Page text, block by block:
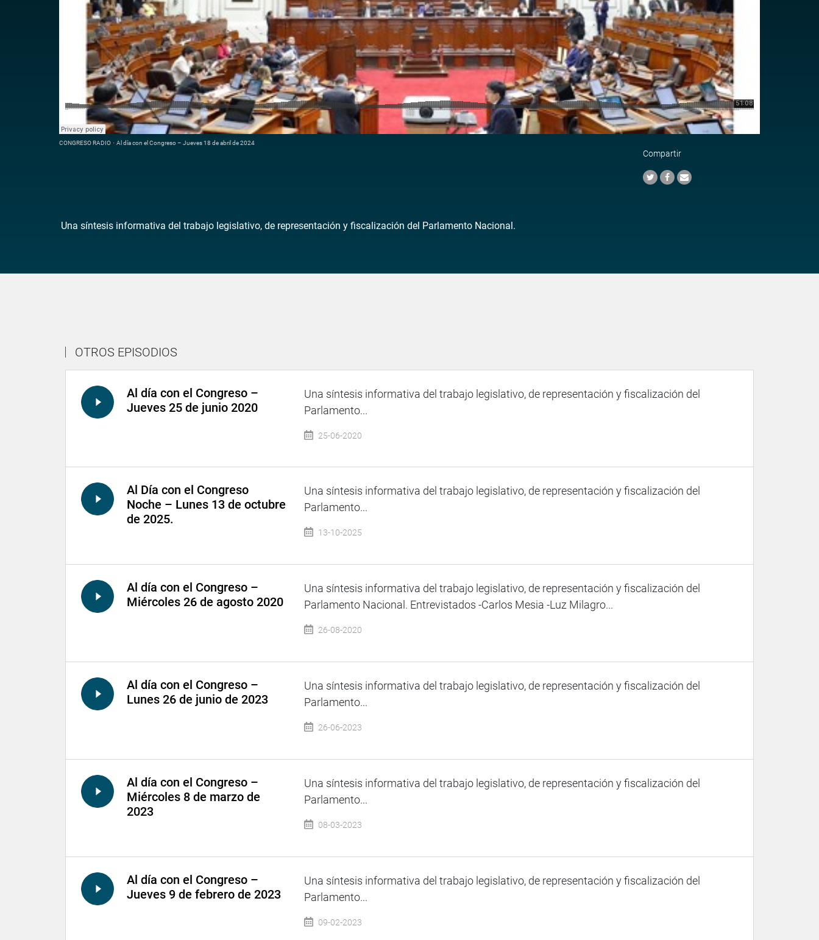
CONGRESO RADIO · Al día con el Congreso – Jueves 18 de abril de 2024
Compartir
Una síntesis informativa del trabajo legislativo, de representación y fiscalización del Parlamento Nacional.
OTROS EPISODIOS
Al día con el Congreso –
Jueves 25 de junio 2020
Una síntesis informativa del trabajo legislativo, de representación y fiscalización del
Parlamento...
25-06-2020
Al Día con el Congreso
Noche – Lunes 13 de octubre
de 2025.
Una síntesis informativa del trabajo legislativo, de representación y fiscalización del
Parlamento...
13-10-2025
Al día con el Congreso –
Miércoles 26 de agosto 2020
Una síntesis informativa del trabajo legislativo, de representación y fiscalización del
Parlamento Nacional. Entrevistados -Carlos Mesia -Luz Milagro...
26-08-2020
Al día con el Congreso –
Lunes 26 de junio de 2023
Una síntesis informativa del trabajo legislativo, de representación y fiscalización del
Parlamento...
26-06-2023
Al día con el Congreso –
Miércoles 8 de marzo de
2023
Una síntesis informativa del trabajo legislativo, de representación y fiscalización del
Parlamento...
08-03-2023
Al día con el Congreso –
Jueves 9 de febrero de 2023
Una síntesis informativa del trabajo legislativo, de representación y fiscalización del
Parlamento...
09-02-2023